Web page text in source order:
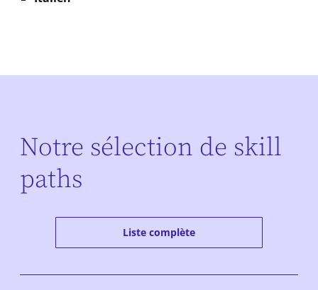
Notre sélection de skill
paths
Liste complète